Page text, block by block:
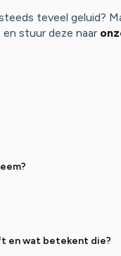
teveel geluid?
stuur deze naar
en wat betekent die?